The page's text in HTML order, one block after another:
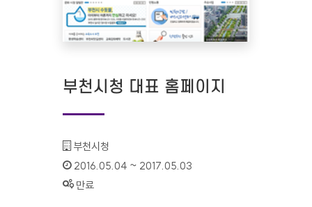
부천시청 대표 홈페이지
기관명 :
부천시청
인증기간 :
2016.05.04 ~ 2017.05.03
상태 :
만료